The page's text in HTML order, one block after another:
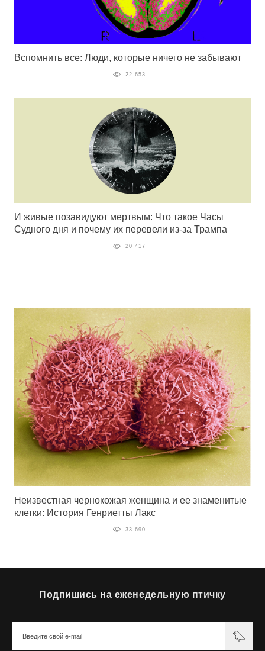
Вспомнить все: Люди, которые ничего не забывают
22 653
И живые позавидуют мертвым: Что такое Часы
Судного дня и почему их перевели из-за Трампа
20 417
Неизвестная чернокожая женщина и ее знаменитые
клетки: История Генриетты Лакс
33 690
Подпишись на еженедельную птичку